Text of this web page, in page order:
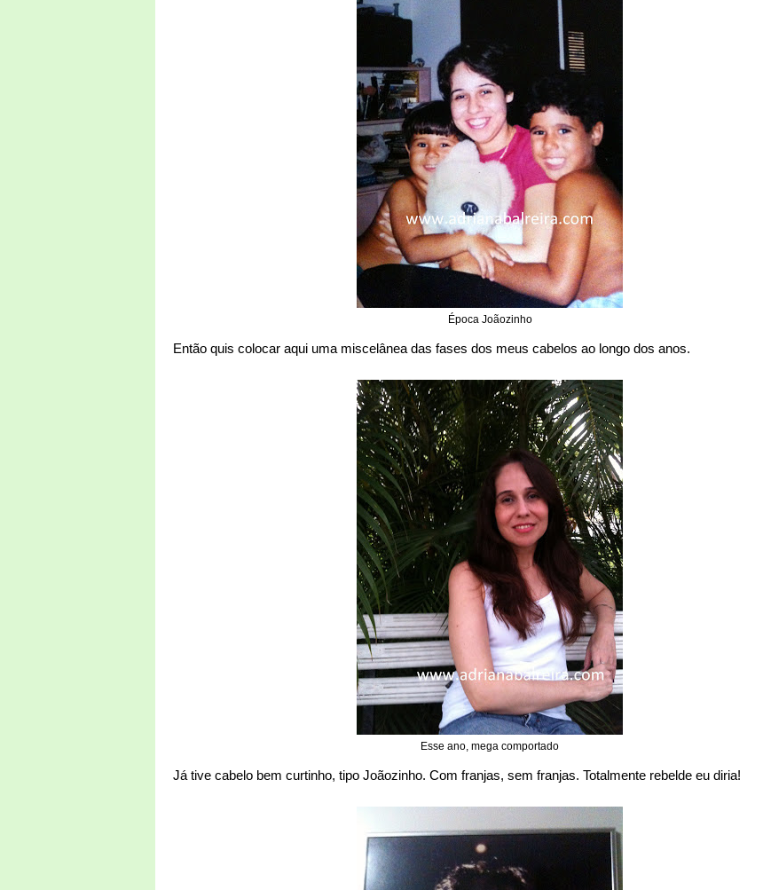
Época Joãozinho
Então quis colocar aqui uma miscelânea das fases dos meus cabelos ao longo dos anos.
Esse ano, mega comportado
Já tive cabelo bem curtinho, tipo Joãozinho. Com franjas, sem franjas. Totalmente rebelde eu diria!